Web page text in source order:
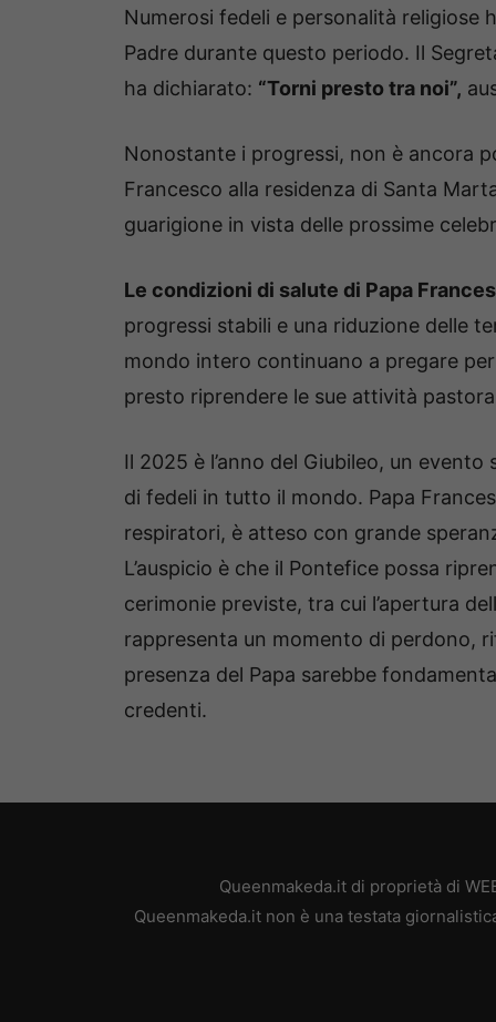
Numerosi fedeli e personalità religiose
Padre durante questo periodo. Il
ha dichiarato: “Torni presto tra noi”,
Nonostante i progressi, non è ancora
Francesco alla residenza di Santa
guarigione in vista delle prossime
Le condizioni di salute di Papa
progressi stabili e una riduzione delle
mondo intero continuano a pregare
presto riprendere le sue attività
Il 2025 è l’anno del Giubileo, un
di fedeli in tutto il mondo. Papa
respiratori, è atteso con grande
L’auspicio è che il Pontefice possa
cerimonie previste, tra cui l’apertura
rappresenta un momento di perdono,
presenza del Papa sarebbe
credenti.
Queenmakeda.it di proprietà di
Queenmakeda.it non è una testata